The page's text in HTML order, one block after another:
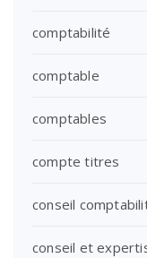
comptabilité
comptable
comptables
compte titres
conseil
conseil et